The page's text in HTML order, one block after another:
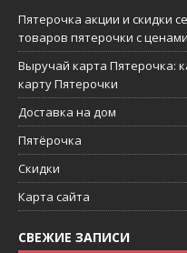
Пятерочка акции и скидки
товаров пятерочки с
Выручай карта Пятерочка:
карту Пятерочки
Доставка на дом
Пятёрочка
Скидки
Карта сайта
СВЕЖИЕ ЗАПИСИ